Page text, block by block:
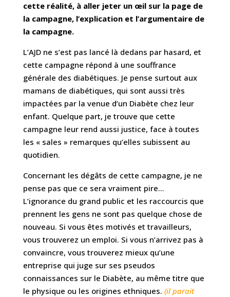
cette réalité, à aller jeter un œil sur la page de
la campagne, l’explication et l’argumentaire de
la campagne.
L’AJD ne s’est pas lancé là dedans par hasard, et
cette campagne répond à une souffrance
générale des diabétiques. Je pense surtout aux
mamans de diabétiques, qui sont aussi très
impactées par la venue d’un Diabète chez leur
enfant. Quelque part, je trouve que cette
campagne leur rend aussi justice, face à toutes
les « sales » remarques qu’elles subissent au
quotidien.
Concernant les dégâts de cette campagne, je ne
pense pas que ce sera vraiment pire…
L’ignorance du grand public et les raccourcis que
prennent les gens ne sont pas quelque chose de
nouveau. Si vous êtes motivés et travailleurs,
vous trouverez un emploi. Si vous n’arrivez pas à
convaincre, vous trouverez mieux qu’une
entreprise qui juge sur ses pseudos
connaissances sur le Diabète, au même titre que
le physique ou les origines ethniques. (il parait